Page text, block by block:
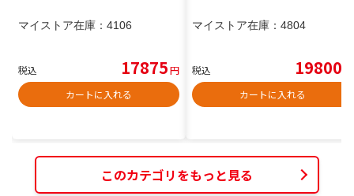
マイストア在庫： 4106
税込 17875円
カートに入れる
マイストア在庫： 4804
税込 19800
カートに入れる
このカテゴリをもっと見る